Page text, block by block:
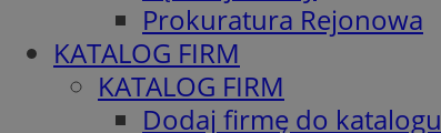
Prokuratura Rejonowa
KATALOG FIRM
KATALOG FIRM
Dodaj firmę do katalogu